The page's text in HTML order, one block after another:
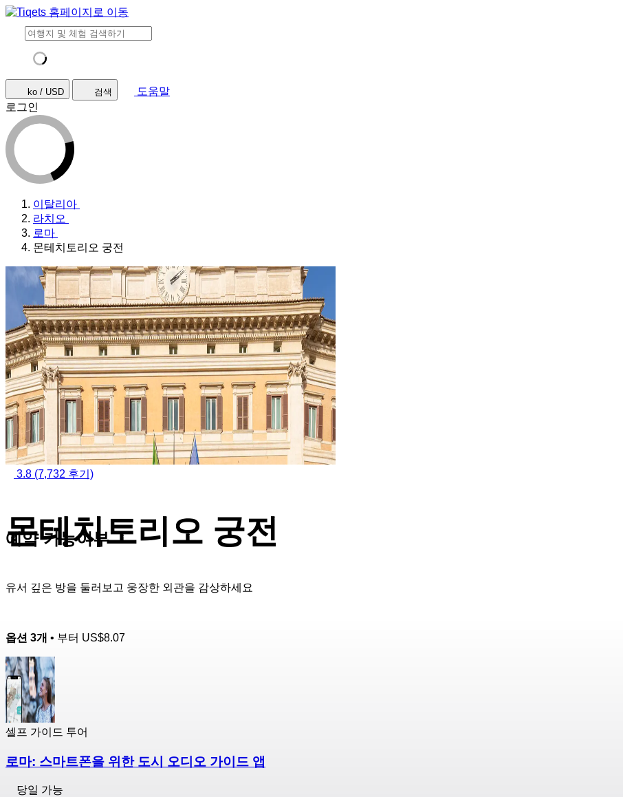
ko / USD 검색
도움말
로그인
이탈리아
라치오
로마
몬테치토리오 궁전
3.8 (7,732 후기)
몬테치토리오 궁전
유서 깊은 방을 둘러보고 웅장한 외관을 감상하세요
예약 가능여부
옵션 3개 • 부터 US$8.07
셀프 가이드 투어
로마: 스마트폰을 위한 도시 오디오 가이드 앱
당일 가능